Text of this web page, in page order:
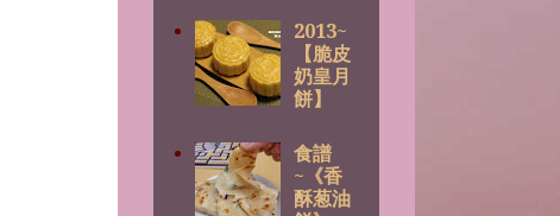
2013~
【脆皮
奶皇月
餅】
食譜
~《香
酥葱油